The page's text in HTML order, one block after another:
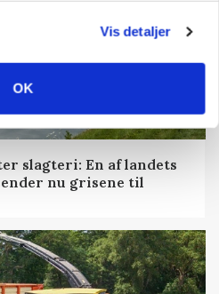
Vis detaljer
OK
slagteri: En af landets
nu grisene til